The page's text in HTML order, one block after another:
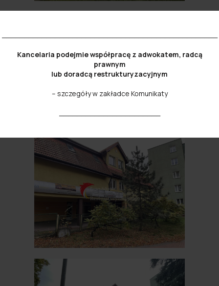
PRZETARGI
LISTA AKTUALNYCH
PRZETARGÓW
Kancelaria podejmie współpracę z adwokatem, radcą
prawnym
lub doradcą restrukturyzacyjnym
– szczegóły w zakładce Komunikaty